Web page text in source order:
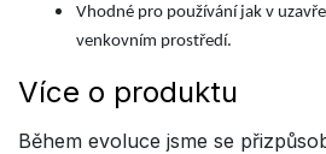
Vhodné pro používání jak v
venkovním prostředí.
Více o produktu
Během evoluce jsme se